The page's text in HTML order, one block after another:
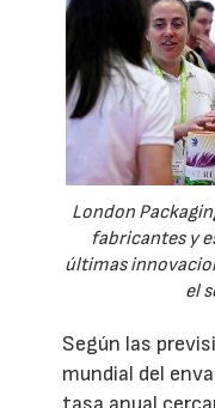
London
fabricantes y
últimas
el
Según las
mundial del